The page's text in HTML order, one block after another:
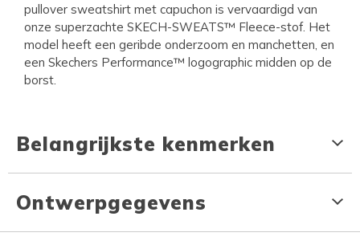
pullover sweatshirt met capuchon is vervaardigd van
onze superzachte SKECH-SWEATS™ Fleece-stof. Het
model heeft een geribde onderzoom en manchetten, en
een Skechers Performance™ logographic midden op de
borst.
Belangrijkste kenmerken
Ontwerpgegevens